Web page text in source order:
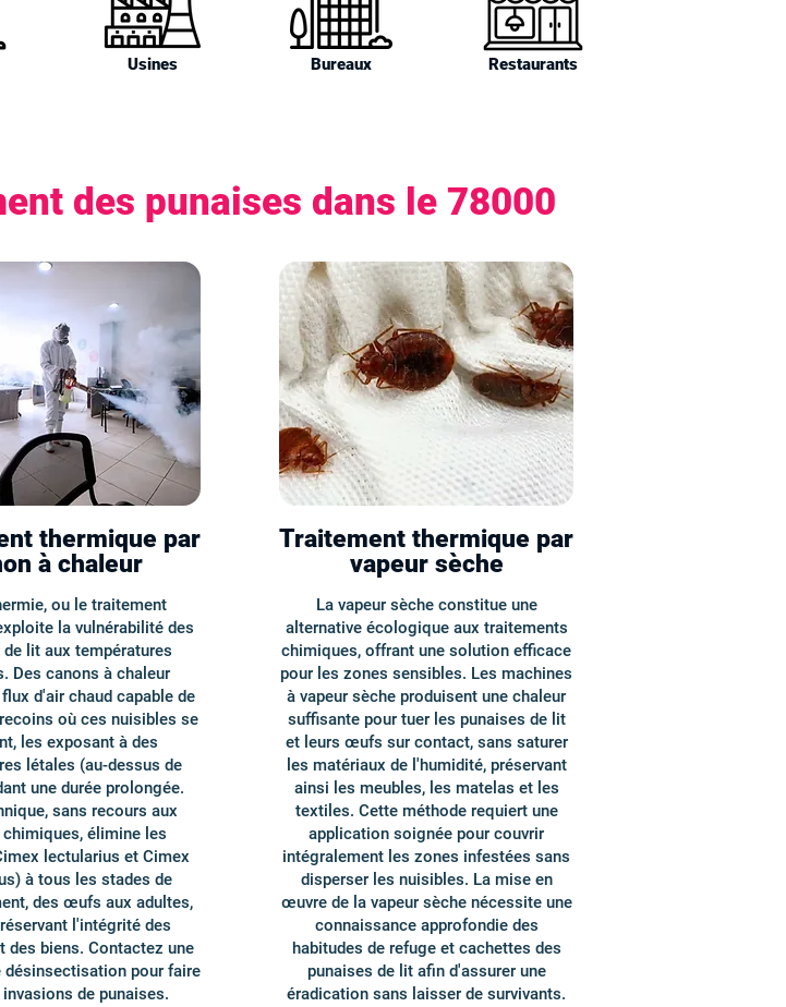
Usines Bureaux Restaurants
des punaises dans le 78000
thermique par
à chaleur
ou le traitement
la vulnérabilité des
de lit aux températures
Des canons à chaleur
d'air chaud capable de
où ces nuisibles se
les exposant à des
létales (au-dessus de
une durée prolongée.
sans recours aux
élimine les
lectularius et Cimex
à tous les stades de
des œufs aux adultes,
l'intégrité des
des biens. Contactez une
désinsectisation pour faire
de punaises.
Traitement thermique par
vapeur sèche
La vapeur sèche constitue une
alternative écologique aux traitements
chimiques, offrant une solution efficace
pour les zones sensibles. Les machines
à vapeur sèche produisent une chaleur
suffisante pour tuer les punaises de lit
et leurs œufs sur contact, sans saturer
les matériaux de l'humidité, préservant
ainsi les meubles, les matelas et les
textiles. Cette méthode requiert une
application soignée pour couvrir
intégralement les zones infestées sans
disperser les nuisibles. La mise en
œuvre de la vapeur sèche nécessite une
connaissance approfondie des
habitudes de refuge et cachettes des
punaises de lit afin d'assurer une
éradication sans laisser de survivants.